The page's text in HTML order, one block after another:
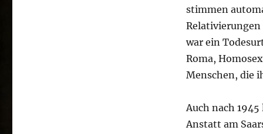
stimmen
Relativierungen
war ein
Roma,
Menschen, die
Auch nach
Anstatt am